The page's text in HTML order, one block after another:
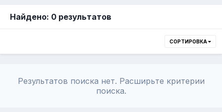
Найдено: 0 результатов
СОРТИРОВКА
Результатов поиска нет. Расширьте критерии
поиска.